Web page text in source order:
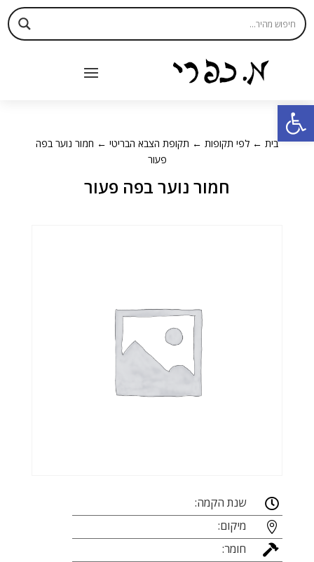
פתח סרגל נגישות
בית ← לפי תקופות ← תקופת הצבא הבריטי ← חמור נוער בפה
פעור
חמור נוער בפה פעור
 שנת הקמה:
 מיקום:
 חומר: